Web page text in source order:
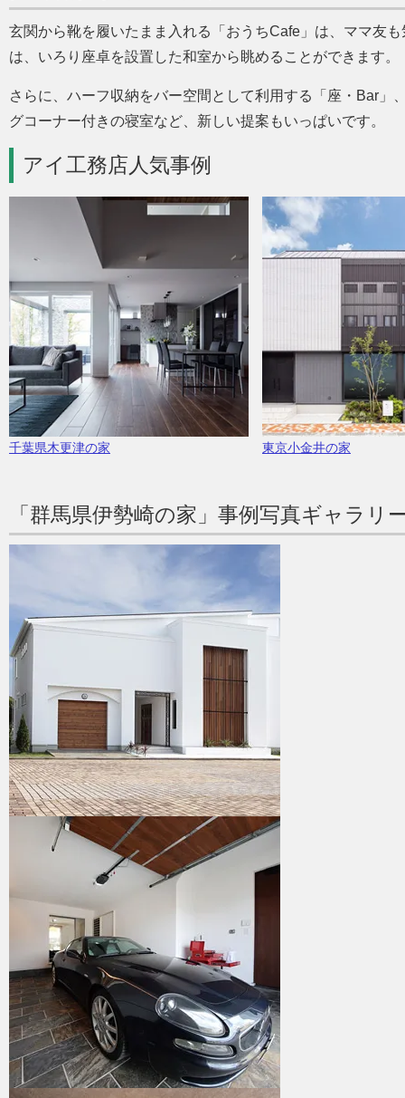
玄関から靴を履いたまま入れる おうちCafe
は、ママ友
は、いろり座卓を設置した和室から眺めることができます。
さらに、ハーフ収納をバー空間として利用する「座・Bar
グコーナー付きの寝室など、新しい提案もいっぱいです。
アイ工務店人気事例
千葉県木更津の家 東京小金井の家
「群馬県伊勢崎の家」事例写真ギャラリ